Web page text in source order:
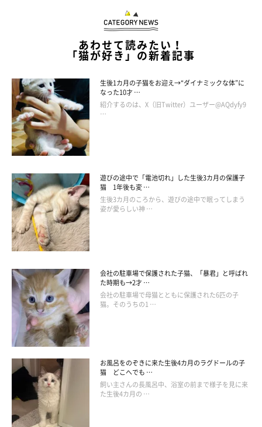
「ごはんの前にはオテ・オカワリ・ハイタッチ・ターンができま
また、ネネちゃんは、自分用のベッドが部屋の至る所に置いてあ
るにも関わらず、飼い主さんの隣にいることが多いのだそう。
飼い主さん：
まで急いで出迎えに来てくれて、本当に可愛くて癒されます。ご
はんの時間になると大声で鳴いておねだりをして、好き嫌いをせ
ず何でもよく食べます」
あわせて読みたい！
「猫が好き」の新着記事
生後1カ月の子猫をお迎え→“ダイナミックな体”に
なった10才 …
紹介するのは、X（旧Twitter）ユーザー@AQdyfy9
…
遊びの途中で「電池切れ」した生後3カ月の保護子
猫 1年後も変 …
生後3カ月のころから、遊びの途中で眠ってしまう
姿が愛らしい神 …
会社の駐車場で保護された子猫、「暴君」と呼ばれ
た時期も→2才 …
会社の駐車場で母猫とともに保護された6匹の子
猫。そのうちの1 …
お風呂をのぞきに来た生後4カ月のラグドールの子
猫 どこへでも …
飼い主さんの長風呂中、浴室の前まで様子を見に来
た生後4カ月の …